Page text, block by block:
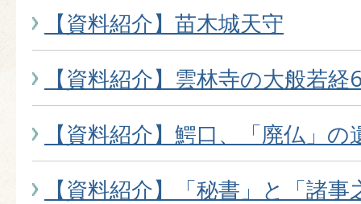
【資料紹介】苗木城天守
【資料紹介】雲林寺の大般若経
【資料紹介】鰐口、「廃仏」の
【資料紹介】「秘書」と「諸事